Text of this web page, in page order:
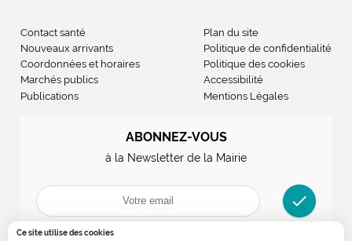
Contact santé
Nouveaux arrivants
Coordonnées et horaires
Marchés publics
Publications
Plan du site
Politique de confidentialité
Politique des cookies
Accessibilité
Mentions Légales
ABONNEZ-VOUS
à la Newsletter de la Mairie
check
Ce site utilise des cookies